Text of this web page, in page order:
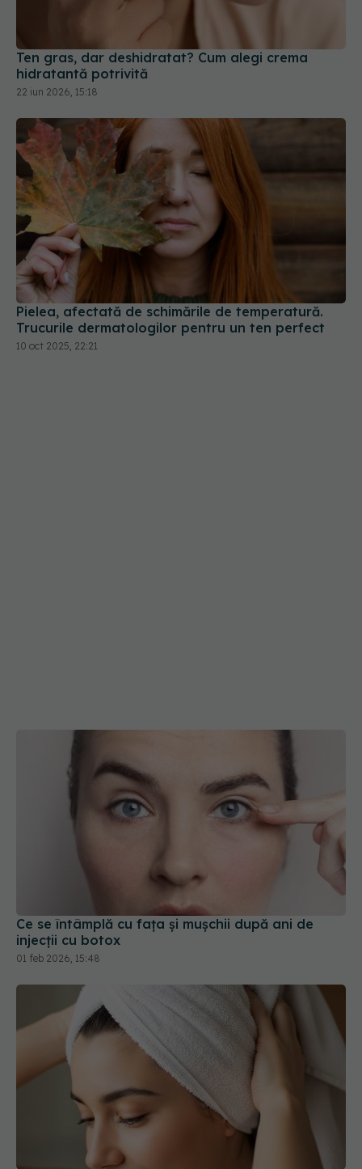
Ten gras, dar deshidratat? Cum alegi crema
hidratantă potrivită
22 iun 2026, 15:18
Pielea, afectată de schimările de temperatură.
Trucurile dermatologilor pentru un ten perfect
10 oct 2025, 22:21
Ce se întâmplă cu fața și mușchii după ani de
injecții cu botox
01 feb 2026, 15:48